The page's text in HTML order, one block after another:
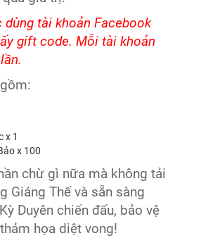
dùng tài khoản Facebook
gift code. Mỗi tài khoản
x 1
x 100
chừ gì nữa mà không tải
Giáng Thế và sẵn sàng
Duyên chiến đấu, bảo vệ
họa diệt vong!